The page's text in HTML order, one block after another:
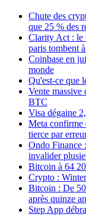
Chute des
que 25 % des
Clarity Act : le
paris tombent
Coinbase en
monde
Qu'est-ce que
Vente
BTC
Visa dégaine
Meta confirme
tierce par
Ondo Finance
invalider
Bitcoin à 64
Crypto :
Bitcoin : De
après quinze
Step App